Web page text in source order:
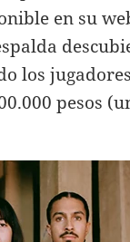
en su
los
pesos